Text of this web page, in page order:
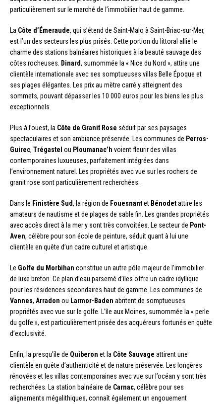
particulièrement sur le marché de l’immobilier haut de gamme.
La Côte d’Émeraude, qui s’étend de Saint-Malo à Saint-Briac-sur-Mer,
est l’un des secteurs les plus prisés. Cette portion du littoral allie le
charme des stations balnéaires historiques à la beauté sauvage des
côtes rocheuses.
Dinard, surnommée la « Nice du Nord », attire une
clientèle internationale avec ses somptueuses villas Belle Époque et
ses plages élégantes. Les prix au mètre carré y atteignent des
sommets, pouvant dépasser les 10 000 euros pour les biens les plus
exceptionnels.
Plus à l’ouest, la Côte de Granit Rose séduit par ses paysages
spectaculaires et son ambiance préservée. Les communes de Perros-
Guirec, Trégastel ou Ploumanac’h voient fleurir des villas
contemporaines luxueuses, parfaitement intégrées dans
l’environnement naturel. Les propriétés avec vue sur les rochers de
granit rose sont particulièrement recherchées.
Dans le Finistère Sud, la région de Fouesnantet Bénodetattire les
amateurs de nautisme et de plages de sable fin. Les grandes propriétés
avec accès direct à la mer y sont très convoitées. Le secteur de Pont-
Aven, célèbre pour son école de peinture, séduit quant à lui une
clientèle en quête d’un cadre culturel et artistique.
Le Golfe du Morbihan constitue un autre pôle majeur de l’immobilier
de luxe breton. Ce plan d’eau parsemé d’îles offre un cadre idyllique
pour les résidences secondaires haut de gamme. Les communes de
Vannes, Arradon ou Larmor-Baden abritent de somptueuses
propriétés avec vue sur le golfe. L’île aux Moines, surnommée la « perle
du golfe », est particulièrement prisée des acquéreurs fortunés en quête
d’exclusivité.
Enfin, la presqu’île de Quiberon et la Côte Sauvage attirent une
clientèle en quête d’authenticité et de nature préservée. Les longères
rénovées et les villas contemporaines avec vue sur l’océan y sont très
recherchées. La station balnéaire de Carnac, célèbre pour ses
alignements mégalithiques, connaît également un engouement